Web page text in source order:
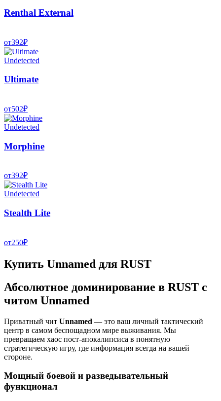
Renthal External
от392₽
Undetected
Ultimate
от502₽
Undetected
Morphine
от392₽
Undetected
Stealth Lite
от250₽
Купить Unnamed для RUST
Абсолютное доминирование в RUST с
читом Unnamed
Приватный чит Unnamed — это ваш личный тактический
центр в самом беспощадном мире выживания. Мы
превращаем хаос пост-апокалипсиса в понятную
стратегическую игру, где информация всегда на вашей
стороне.
Мощный боевой и разведывательный
функционал